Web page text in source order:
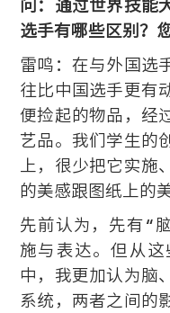
问：通过世界技能
选手有哪些区别？
雷鸣：在与外国选
往比中国选手更有
便捡起的物品，经
艺品。我们学生的
上，很少把它实施
的美感跟图纸上的
先前认为，先有“
施与表达。但从
中，我更加认为脑
系统，两者之间的